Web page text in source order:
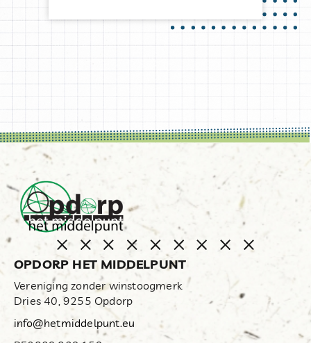
OPDORP HET MIDDELPUNT
Vereniging zonder winstoogmerk
Dries 40, 9255 Opdorp
info@hetmiddelpunt.eu